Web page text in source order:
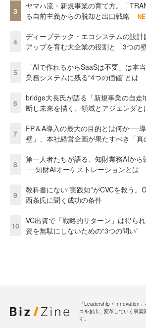
3
ヤマハ流・新規事業の育て方。「
る自前主義からの脱却と出口戦略
4
ディープテック・エコシステムの設計
アップを育む大企業の役割と「3つの壁
5
「AIで作れるからSaaSは不要」は本
業務システムに残る“4つの価値”とは
6
bridge大長氏が語る「新規事業の自
断し未来を描く、領域とアジェンダと
7
FP＆A導入の最大の目的とは何か──
壁」、本社経営企画が果たすべき「真
8
第一人者たちが語る、知財業務AIか
──知財AIオーケストレーションとは
9
教科書にない“実践知”がCVCを救う
西条氏に聞く成功の条件
10
VC出資で「戦略的リターン」は得ら
資を無駄にしないための“3つの問い”
「Leadership ☓ Innovation
スを創出、変革していく事
す。